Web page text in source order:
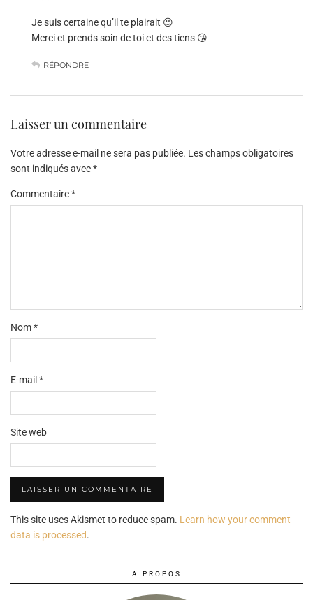
Je suis certaine qu’il te plairait 😉
Merci et prends soin de toi et des tiens 😘
RÉPONDRE
Laisser un commentaire
Votre adresse e-mail ne sera pas publiée. Les champs obligatoires
sont indiqués avec*
Commentaire*
Nom*
E-mail *
Site web
This site uses Akismet to reduce spam. Learn how your comment
data is processed.
A PROPOS